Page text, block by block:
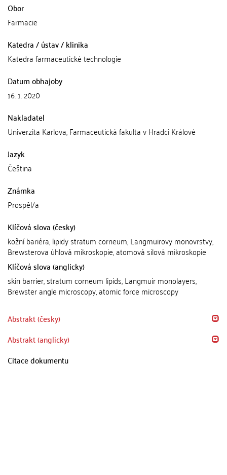
Obor
Farmacie
Katedra / ústav / klinika
Katedra farmaceutické technologie
Datum obhajoby
16. 1. 2020
Nakladatel
Univerzita Karlova, Farmaceutická fakulta v Hradci Králové
Jazyk
Čeština
Známka
Prospěl/a
Klíčová slova (česky)
kožní bariéra, lipidy stratum corneum, Langmuirovy monovrstvy,
Brewsterova úhlová mikroskopie, atomová silová mikroskopie
Klíčová slova (anglicky)
skin barrier, stratum corneum lipids, Langmuir monolayers,
Brewster angle microscopy, atomic force microscopy
Abstrakt (česky)
Abstrakt (anglicky)
Citace dokumentu